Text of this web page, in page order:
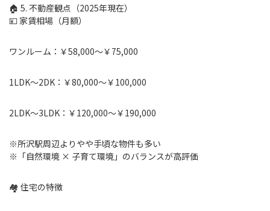
🏠 5. 不動産観点（2025年現在）
💴 家賃相場（月額）
ワンルーム：￥58,000〜￥75,000
1LDK〜2DK：￥80,000〜￥100,000
2LDK〜3LDK：￥120,000〜￥190,000
※所沢駅周辺よりやや手頃な物件も多い
※「自然環境 × 子育て環境」のバランスが高評価
🏘 住宅の特徴